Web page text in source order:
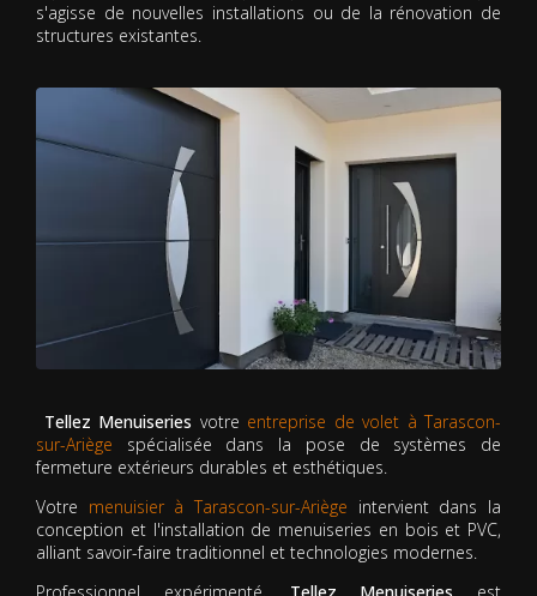
s'agisse de nouvelles installations ou de la rénovation de
structures existantes.
Tellez Menuiseries votre entreprise de volet à Tarascon-
sur-Ariège spécialisée dans la pose de systèmes de
fermeture extérieurs durables et esthétiques.
Votre menuisier à Tarascon-sur-Ariège intervient dans la
conception et l'installation de menuiseries en bois et PVC,
alliant savoir-faire traditionnel et technologies modernes.